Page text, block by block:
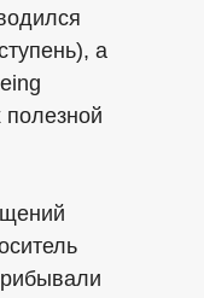
а
полезной